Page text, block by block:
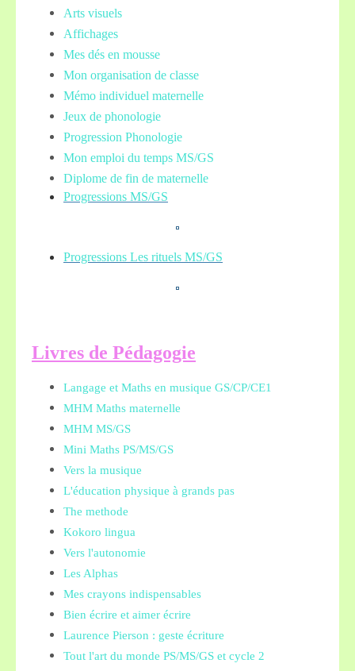
Arts visuels
Affichages
Mes dés en mousse
Mon organisation de classe
Mémo individuel maternelle
Jeux de phonologie
Progression Phonologie
Mon emploi du temps MS/GS
Diplome de fin de maternelle
Progressions MS/GS
Progressions Les rituels MS/GS
Livres de Pédagogie
Langage et Maths en musique GS/CP/CE1
MHM Maths maternelle
MHM MS/GS
Mini Maths PS/MS/GS
Vers la musique
L'éducation physique à grands pas
The methode
Kokoro lingua
Vers l'autonomie
Les Alphas
Mes crayons indispensables
Bien écrire et aimer écrire
Laurence Pierson : geste écriture
Tout l'art du monde PS/MS/GS et cycle 2